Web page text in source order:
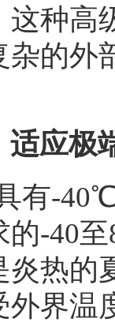
种高
杂的外
适应极
有-
-40
热的
界温